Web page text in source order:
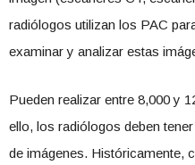
radiólogos utilizan los PAC
examinar y analizar estas
Pueden realizar entre 8,000 y
ello, los radiólogos deben
de imágenes. Históricamente,